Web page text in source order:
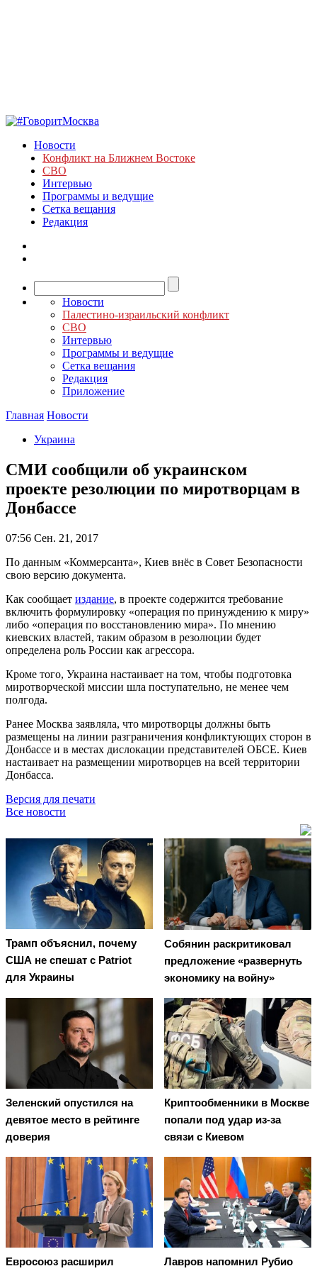
Новости
Конфликт на Ближнем Востоке
СВО
Интервью
Программы и ведущие
Сетка вещания
Редакция
Новости
Палестино-израильский конфликт
СВО
Интервью
Программы и ведущие
Сетка вещания
Редакция
Приложение
Главная Новости
Украина
СМИ сообщили об украинском
проекте резолюции по миротворцам в
Донбассе
07:56 Сен. 21, 2017
По данным «Коммерсанта», Киев внёс в Совет Безопасности
свою версию документа.
Как сообщает издание, в проекте содержится требование
включить формулировку «операция по принуждению к миру»
либо «операция по восстановлению мира». По мнению
киевских властей, таким образом в резолюции будет
определена роль России как агрессора.
Кроме того, Украина настаивает на том, чтобы подготовка
миротворческой миссии шла поступательно, не менее чем
полгода.
Ранее Москва заявляла, что миротворцы должны быть
размещены на линии разграничения конфликтующих сторон в
Донбассе и в местах дислокации представителей ОБСЕ. Киев
настаивает на размещении миротворцев на всей территории
Донбасса.
Версия для печати
Все новости
Трамп объяснил, почему
США не спешат с Patriot
для Украины
Собянин раскритиковал
предложение «развернуть
экономику на войну»
Зеленский опустился на
девятое место в рейтинге
доверия
Криптообменники в Москве
попали под удар из-за
связи с Киевом
Евросоюз расширил Лавров напомнил Рубио